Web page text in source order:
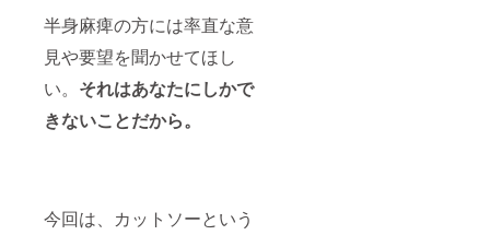
半身麻痺の方には率直な意
見や要望を聞かせてほし
い。 それはあなたにしかで
きないことだから。
今回は、カットソーという